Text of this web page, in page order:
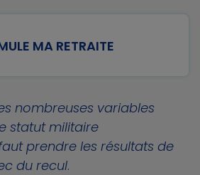
MA RETRAITE
nombreuses variables
statut militaire
prendre les résultats de
du recul.